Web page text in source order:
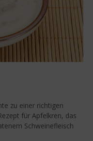
zu einer richtigen
für Apfelkren, das
Schweinefleisch